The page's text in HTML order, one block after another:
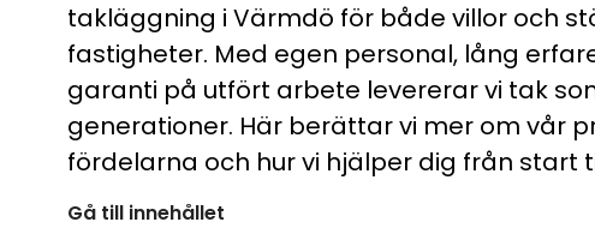
takläggning i Värmdö för både villor och
fastigheter. Med egen personal, lång
garanti på utfört arbete levererar vi tak
generationer. Här berättar vi mer om vår
fördelarna och hur vi hjälper dig från start
Gå till innehållet